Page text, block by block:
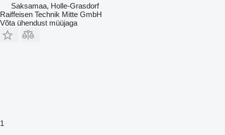
Saksamaa, Holle-Grasdorf
Raiffeisen Technik Mitte GmbH
Võta ühendust müüjaga
1